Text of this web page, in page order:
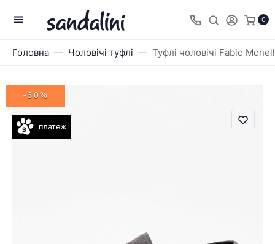
0
Головна Чоловічі туфлі Туфлі чоловічі Fabio
платежі
-30%